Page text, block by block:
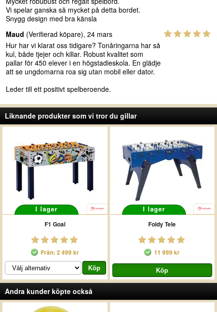
Vi spelar ganska så mycket på detta bordet.
Snygg design med bra känsla
Maud (Verifierad köpare), 24 mars
Hur har vi klarat oss tidigare? Tonåringarna har så
kul, både tjejer och killar. Robust kvalitet som
pallar för 450 elever i en högstadieskola. En glädje
att se ungdomarna roa sig utan mobil eller dator.
Leder till ett positivt spelberoende.
Liknande produkter som vi tror du gillar
I lager
F1 Goal
Från: 2 499 kr
I lager
Foldy Tele
11 999 kr
Andra kunder köpte också